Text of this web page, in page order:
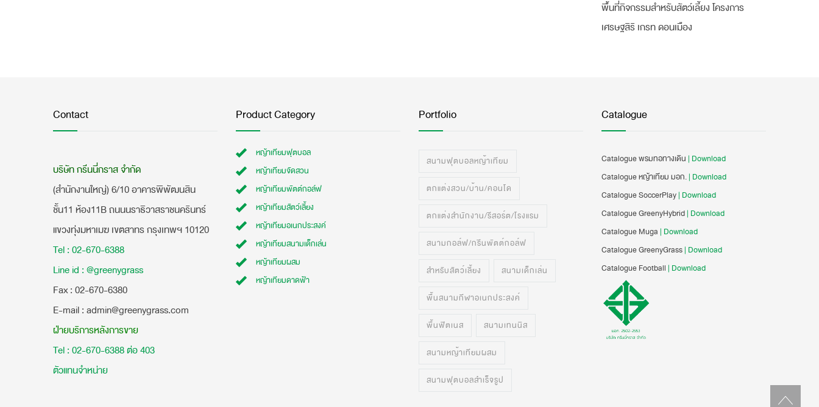
พื้นที่กิจกรรมสำหรับสัตว์เลี้ยง โครงการ
เศรษฐสิริ เกรท ดอนเมือง
Contact
บริษัท กรีนนี่กราส จำกัด
(สำนักงานใหญ่) 6/10 อาคารพิพัฒนสิน
ชั้น11 ห้อง11B ถนนนราธิวาสราชนครินทร์
แขวงทุ่งมหาเมฆ เขตสาทร กรุงเทพฯ 10120
Tel : 02-670-6388
Line id : @greenygrass
​Fax : 02-670-6380
E-mail : admin@greenygrass.com
ฝ่ายบริการหลังการขาย
Tel : 02-670-6388 ต่อ 403
ตัวแทนจำหน่าย
Product Category
หญ้าเทียมฟุตบอล
หญ้าเทียมจัดสวน
หญ้าเทียมพัตต์กอล์ฟ
หญ้าเทียมสัตว์เลี้ยง
หญ้าเทียมอเนกประสงค์
หญ้าเทียมสนามเด็กเล่น
หญ้าเทียมผสม
หญ้าเทียมดาดฟ้า
Portfolio
สนามฟุตบอลหญ้าเทียม
ตกแต่งสวน/บ้าน/คอนโด
ตกแต่งสำนักงาน/รีสอร์ต/โรงแรม
สนามกอล์ฟ/กรีนพัตต์กอล์ฟ
สำหรับสัตว์เลี้ยง สนามเด็กเล่น
พื้นสนามกีฬาอเนกประสงค์
พื้นฟิตเนส สนามเทนนิส
สนามหญ้าเทียมผสม
สนามฟุตบอลสำเร็จรูป
Catalogue
Catalogue พรมทอทางเดิน | Download
Catalogue หญ้าเทียม มอก.| Download
Catalogue SoccerPlay| Download
Catalogue GreenyHybrid| Download
Catalogue Muga | Download
Catalogue GreenyGrass| Download
Catalogue Football | Download